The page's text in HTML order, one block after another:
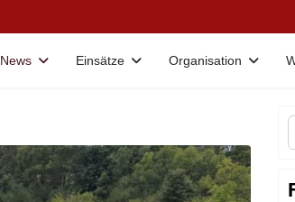
News Einsätze Organisation